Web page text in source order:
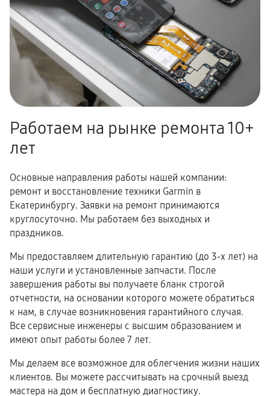
Работаем на рынке ремонта 10+
лет
Основные направления работы нашей компании:
ремонт и восстановление техники Garmin в
Екатеринбургу. Заявки на ремонт принимаются
круглосуточно. Мы работаем без выходных и
праздников.
Мы предоставляем длительную гарантию (до 3-х лет) на
наши услуги и установленные запчасти. После
завершения работы вы получаете бланк строгой
отчетности, на основании которого можете обратиться
к нам, в случае возникновения гарантийного случая.
Все сервисные инженеры с высшим образованием и
имеют опыт работы более 7 лет.
Мы делаем все возможное для облегчения жизни наших
клиентов. Вы можете рассчитывать на срочный выезд
мастера на дом и бесплатную диагностику.